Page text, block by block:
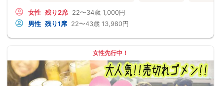
女性 残り2席 22〜34歳 1,000円
男性 残り1席 22〜43歳 13,980円
女性先行中！